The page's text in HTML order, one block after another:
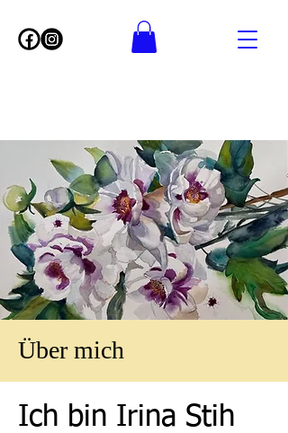
Über mich
Ich bin Irina Stih